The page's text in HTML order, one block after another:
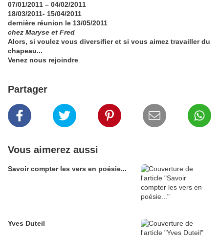
07/01/2011 – 04/02/2011
18/03/2011- 15/04/2011
dernière réunion le 13/05/2011
chez Maryse et Fred
Alors, si voulez vous diversifier et si vous aimez travailler du
chapeau...
Venez nous rejoindre
Partager
Vous aimerez aussi
Savoir compter les vers en poésie...
Yves Duteil